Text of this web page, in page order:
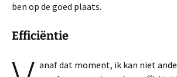
ben op de goed plaats.
Efficiëntie
anaf dat moment, ik kan niet